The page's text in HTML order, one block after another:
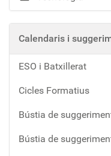
Calendaris i
ESO i Batxillerat
Cicles Formatius
Bústia de
Bústia de